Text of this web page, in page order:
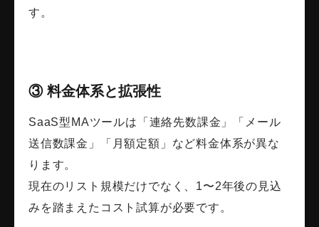
す。
③ 料金体系と拡張性
SaaS型MAツールは「連絡先数課金」「メール
送信数課金」「月額定額」など料金体系が異な
ります。
現在のリスト規模だけでなく、1〜2年後の見込
みを踏まえたコスト試算が必要です。